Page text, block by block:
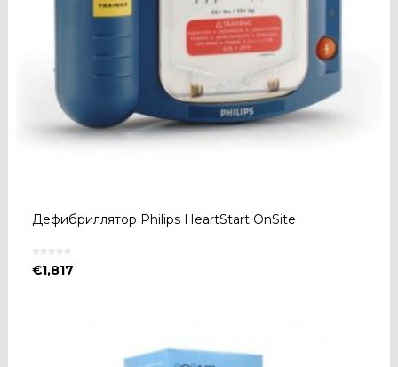
Дефибриллятор Philips HeartStart OnSite
€1,817